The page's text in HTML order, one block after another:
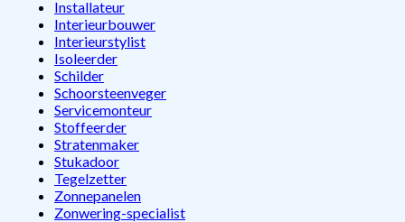
Installateur
Interieurbouwer
Interieurstylist
Isoleerder
Schilder
Schoorsteenveger
Servicemonteur
Stoffeerder
Stratenmaker
Stukadoor
Tegelzetter
Zonnepanelen
Zonwering-specialist